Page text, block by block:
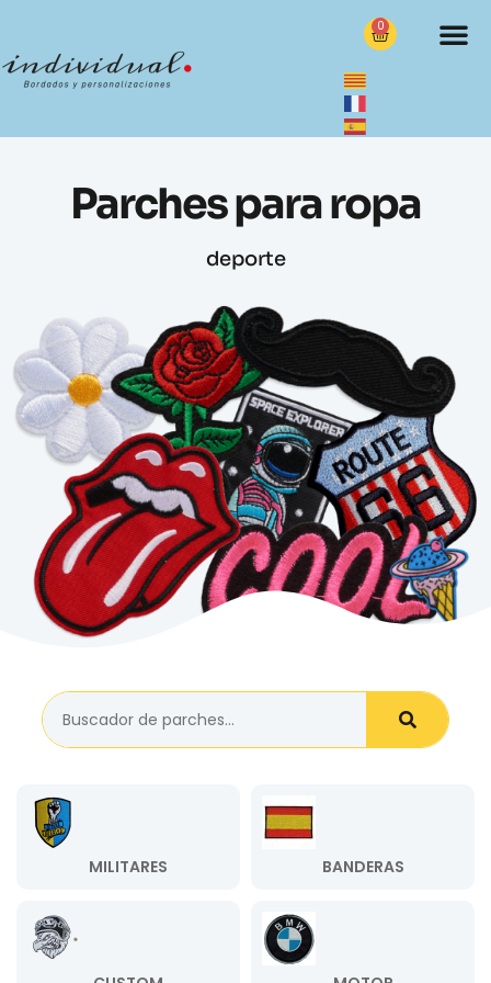
0
Parches para ropa
deporte
MILITARES BANDERAS